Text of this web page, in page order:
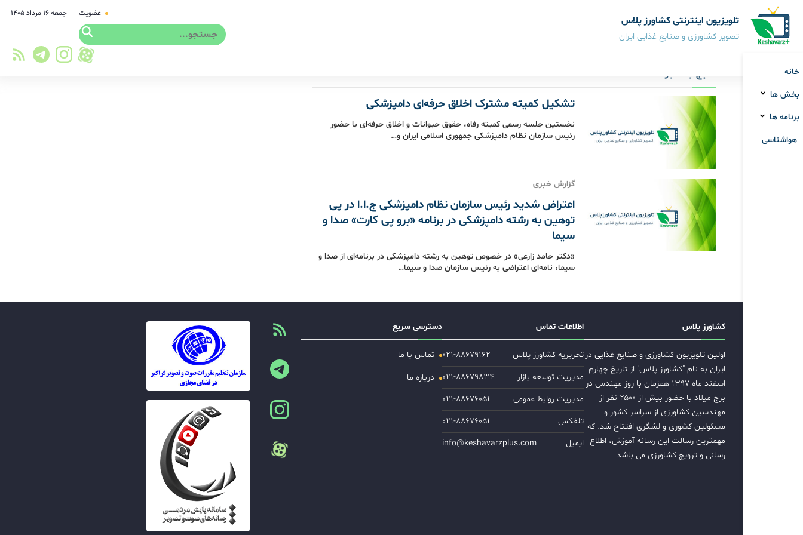
تلویزیون اینترنتی کشاورز پلاس
تصویر کشاورزی و صنایع غذایی ایران
عضویت جمعه ۱۶ مرداد ۱۴۰۵
خانه
بخش ها
برنامه ها
هواشناسی
نتایج جستجو :
تشکیل کمیته مشترک اخلاق حرفه‌ای دامپزشکی
نخستین جلسه رسمی کمیته رفاه، حقوق حیوانات و اخلاق حرفه‌ای با حضور
رئیس سازمان نظام دامپزشکی جمهوری اسلامی ایران و…
گزارش خبری
اعتراض شدید رئیس سازمان نظام دامپزشکی ج.ا.ا در پی
توهین به رشته دامپزشکی در برنامه‌ «برو پی کارت» صدا و
سیما
«دکتر حامد زارعی» در خصوص توهین به رشته دامپزشکی در برنامه‌ای از صدا و
سیما، نامه‌ای اعتراضی به رئیس سازمان صدا و سیما…
کشاورز پلاس
اولین تلویزیون کشاورزی و صنایع غذایی در
ایران به نام "کشاورز پلاس" از تاریخ چهارم
اسفند ماه ۱۳۹۷ همزمان با روز مهندس در
برج میلاد با حضور بیش از ۲۵۰۰ نفر از
مهندسین کشاورزی از سراسر کشور و
مسئولین کشوری و لشگری افتتاح شد. که
مهمترین رسالت این رسانه آموزش، اطلاع
رسانی و ترویج کشاورزی می باشد
اطلاعات تماس
تحریریه کشاورز پلاس
۰۲۱-۸۸۶۷۹۱۶۲
مدیریت توسعه بازار
۰۲۱-۸۸۶۷۹۸۳۴
مدیریت روابط عمومی
۰۲۱-۸۸۶۷۶۰۵۱
تلفکس
۰۲۱-۸۸۶۷۶۰۵۱
ایمیل
info@keshavarzplus.com
دسترسی سریع
تماس با ما
درباره ما